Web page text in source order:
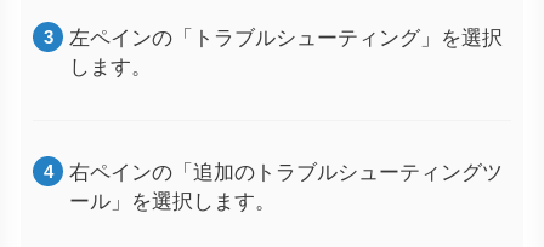
左ペインの「トラブルシューティング」を選択
します。
右ペインの「追加のトラブルシューティングツ
ール」を選択します。